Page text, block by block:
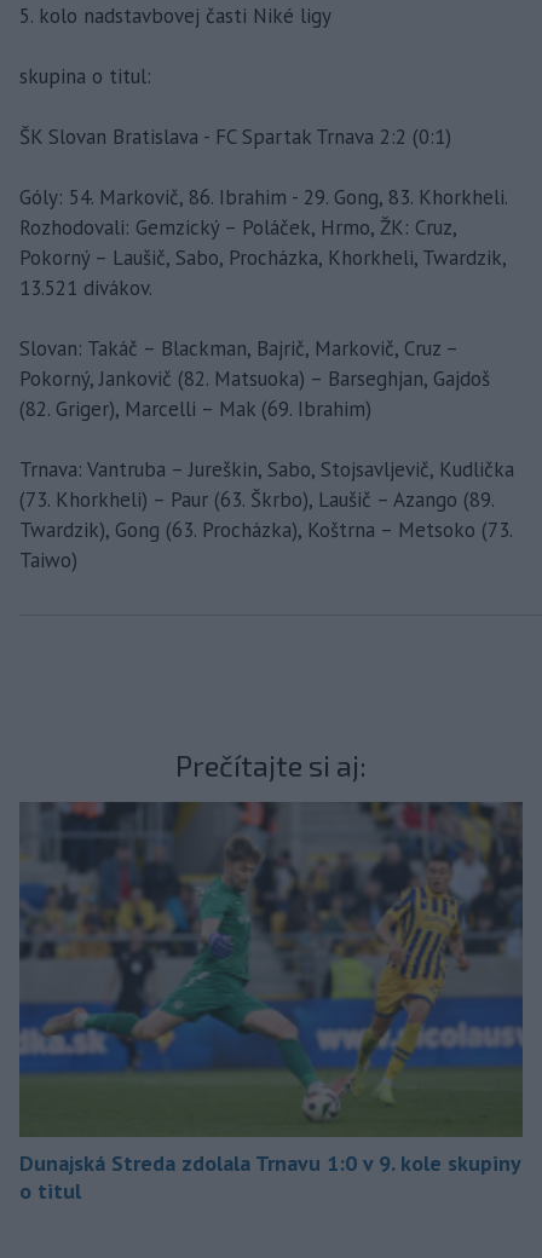
5. kolo nadstavbovej časti Niké ligy
skupina o titul:
ŠK Slovan Bratislava - FC Spartak Trnava 2:2 (0:1)
Góly: 54. Markovič, 86. Ibrahim - 29. Gong, 83. Khorkheli.
Rozhodovali: Gemzický – Poláček, Hrmo, ŽK: Cruz,
Pokorný – Laušič, Sabo, Procházka, Khorkheli, Twardzik,
13.521 divákov.
Slovan: Takáč – Blackman, Bajrič, Markovič, Cruz –
Pokorný, Jankovič (82. Matsuoka) – Barseghjan, Gajdoš
(82. Griger), Marcelli – Mak (69. Ibrahim)
Trnava: Vantruba – Jureškin, Sabo, Stojsavljevič, Kudlička
(73. Khorkheli) – Paur (63. Škrbo), Laušič – Azango (89.
Twardzik), Gong (63. Procházka), Koštrna – Metsoko (73.
Taiwo)
Prečítajte si aj:
Dunajská Streda zdolala Trnavu 1:0 v 9. kole skupiny
o titul